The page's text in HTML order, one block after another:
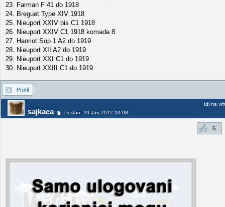
23. Farman F 41 do 1918
24. Breguet Type XIV 1918
25. Nieuport XXIV bis C1 1918
26. Nieuport XXIV C1 1918 komada 8
27. Hanriot Sop 1 A2 do 1919
28. Nieuport XII A2 do 1919
29. Nieuport XXI C1 do 1919
30. Nieuport XXIII C1 do 1919
Profil
sajkaca Poslao: 19 Jan 2012 10:08
Idi na vrh
6